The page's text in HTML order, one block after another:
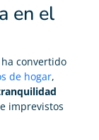
en el
convertido
de hogar,
imprevistos